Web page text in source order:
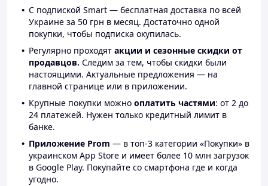
С подпиской Smart — бесплатная доставка по всей
Украине за 50 грн в месяц. Достаточно одной
покупки, чтобы подписка окупилась.
Регулярно проходят акции и сезонные скидки от
продавцов. Следим за тем, чтобы скидки были
настоящими. Актуальные предложения — на
главной странице или в приложении.
Крупные покупки можно оплатить частями: от 2 до
24 платежей. Нужен только кредитный лимит в
банке.
Приложение Prom — в топ-3 категории «Покупки» в
украинском App Store и имеет более 10 млн загрузок
в Google Play. Покупайте со смартфона где и когда
угодно.